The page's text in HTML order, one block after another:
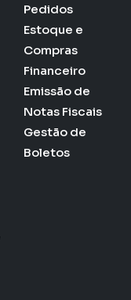
Pedidos
Estoque e
Compras
Financeiro
Emissão de
Notas Fiscais
Gestão de
Boletos